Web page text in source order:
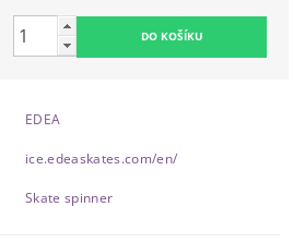
EDEA
ice.edeaskates.com/en/
Skate spinner